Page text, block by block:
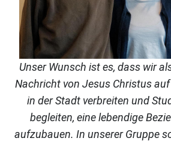
Unser Wunsch ist es, dass wir
Nachricht von Jesus Christus
in der Stadt verbreiten und
begleiten, eine lebendige
aufzubauen. In unserer Gruppe